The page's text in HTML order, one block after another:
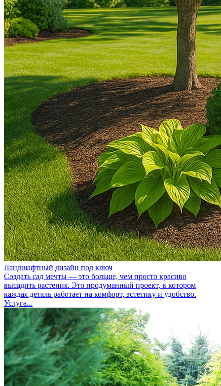
Ландшафтный дизайн под ключ
Создать сад мечты — это больше, чем просто красиво
высадить растения. Это продуманный проект, в котором
каждая деталь работает на комфорт, эстетику и удобство.
Услуга...